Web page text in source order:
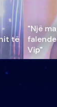
të
"Një
Vip"